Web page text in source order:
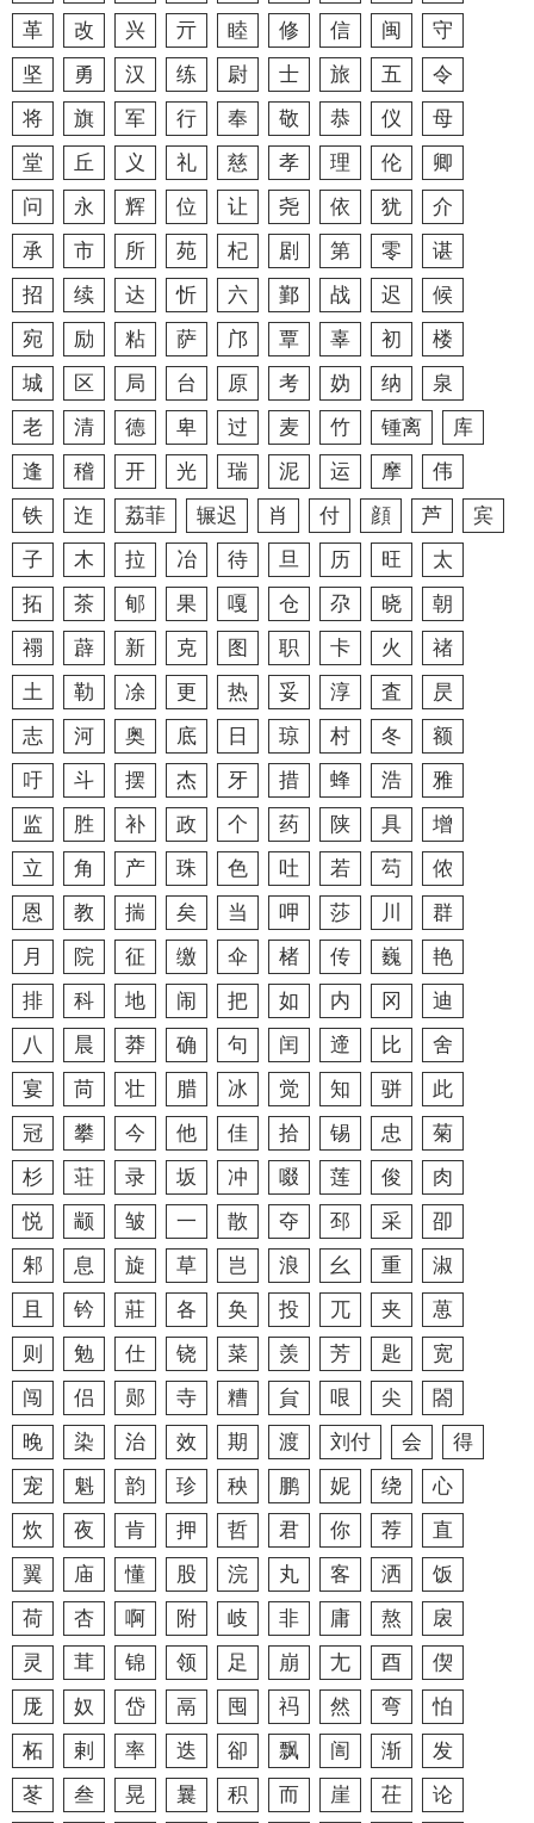
革
改 兴 亓 睦 修 信 闽
守
坚
勇 汉 练 尉 士 旅 五
令
将
旗 军 行 奉 敬 恭 仪
母
堂
丘 义 礼 慈 孝 理 伦
卿
问
永 辉 位 让 尧 依 犹
介
承
市 所 苑 杞 剧 第 零
谌
招
续 达 忻 六 鄞 战 迟
候
宛
励 粘 萨 邝 覃 辜 初
楼
城
区 局 台 原 考 妫 纳
泉
老
清 德 卑 过 麦 竹 锺离
库
逢
稽 开 光 瑞 泥 运 摩
伟
铁
迮 荔菲 辗迟 肖 付 顔 芦
宾
子
木 拉 冶 待 旦 历 旺
太
拓
茶 郇 果 嘎 仓 尕 晓
朝
禤
薜 新 克 图 职 卡 火
禇
土
勒 凃 更 热 妥 淳 査
昃
志
河 奥 底 日 琼 村 冬
额
吁
斗 摆 杰 牙 措 蜂 浩
雅
监
胜 补 政 个 药 陕 具
增
立
角 产 珠 色 吐 若 芶
侬
恩
教 揣 矣 当 呷 莎 川
群
月
院 征 缴 伞 楮 传 巍
艳
排
科 地 闹 把 如 内 冈
迪
八
晨 莽 确 句 闰 遆 比
舍
宴
苘 壮 腊 冰 觉 知 骈
此
冠
攀 今 他 佳 拾 锡 忠
菊
杉
荘 录 坂 冲 啜 莲 俊
肉
悦
颛 皱 一 散 夺 邳 采
卲
邾
息 旋 草 岂 浪 幺 重
淑
且
钤 莊 各 奂 投 兀 夹
葸
则
勉 仕 铙 菜 羡 芳 匙
宽
闯
侣 郧 寺 糟 貟 哏 尖
閤
晚
染 治 效 期 渡 刘付 会
得
宠
魁 韵 珍 秧 鹏 妮 绕
心
炊
夜 肯 押 哲 君 你 荐
直
翼
庙 懂 股 浣 丸 客 洒
饭
荷
杏 啊 附 岐 非 庸 熬
扆
灵
茸 锦 领 足 崩 尢 酉
偰
厐
奴 岱 鬲 囤 祃 然 弯
怕
柘
剌 率 迭 卻 飘 訚 渐
发
苳
叁 晃 曩 积 而 崖 茌
论